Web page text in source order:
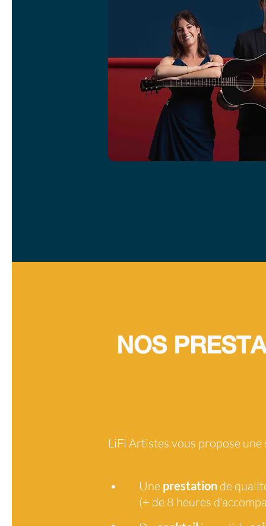
NOS
LiFi Artistes vous propose une
• Une prestation de
(+ de 8 heures